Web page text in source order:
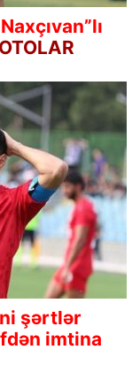
şərtlər
imtina